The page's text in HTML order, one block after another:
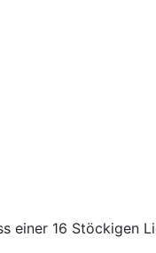
einer 16